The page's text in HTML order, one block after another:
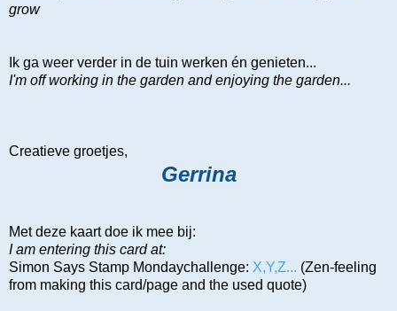
grow
Ik ga weer verder in de tuin werken én genieten...
I'm off working in the garden and enjoying the garden...
Creatieve groetjes,
Gerrina
Met deze kaart doe ik mee bij:
I am entering this card at:
Simon Says Stamp Mondaychallenge: X,Y,Z... (Zen-feeling
from making this card/page and the used quote)